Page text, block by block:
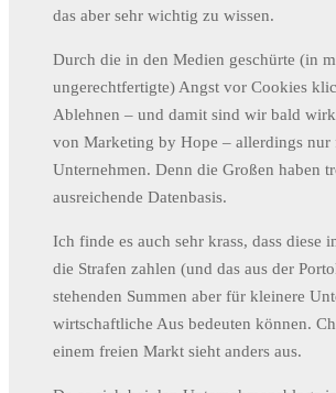
das aber sehr wichtig zu wissen.
Durch die in den Medien geschürte (in
ungerechtfertigte) Angst vor Cookies
Ablehnen – und damit sind wir bald
von Marketing by Hope – allerdings nur
Unternehmen. Denn die Großen haben
ausreichende Datenbasis.
Ich finde es auch sehr krass, dass diese
die Strafen zahlen (und das aus der
stehenden Summen aber für kleinere
wirtschaftliche Aus bedeuten können.
einem freien Markt sieht anders aus.